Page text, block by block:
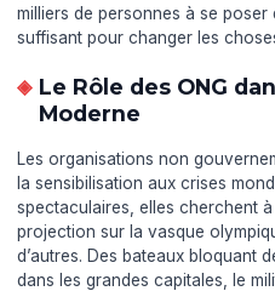
milliers de personnes à se
suffisant pour changer les
Le Rôle des ONG
Moderne
Les organisations non
la sensibilisation aux crises
spectaculaires, elles cherchent
projection sur la vasque
d’autres. Des bateaux bloquant
dans les grandes capitales, le